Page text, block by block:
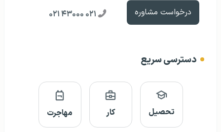
درخواست مشاوره ۰۲۱ ۴۳۰۰۰ ۰۲۱
دسترسی سریع
تحصیل کار مهاجرت